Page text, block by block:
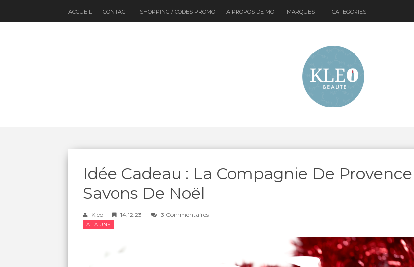
ACCUEIL CONTACT SHOPPING / CODES PROMO A PROPOS DE MOI MARQUES CATEGORIES
Idée Cadeau : La Compagnie De Provence
Savons De Noël
Kleo 14.12.23 3 Commentaires
A LA UNE